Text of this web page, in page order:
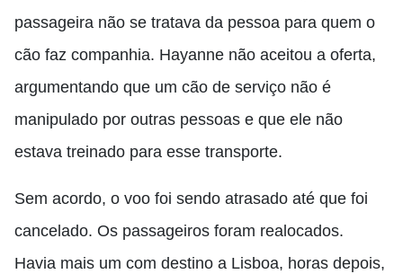
passageira não se tratava da pessoa para quem o
cão faz companhia. Hayanne não aceitou a oferta,
argumentando que um cão de serviço não é
manipulado por outras pessoas e que ele não
estava treinado para esse transporte.
Sem acordo, o voo foi sendo atrasado até que foi
cancelado. Os passageiros foram realocados.
Havia mais um com destino a Lisboa, horas depois,